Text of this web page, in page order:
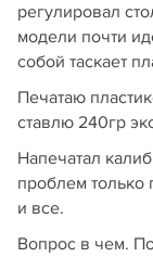
регулировал
модели почти
собой таскает
Печатаю
ставлю 240гр
Напечатал
проблем только
и все.
Вопрос в чем.